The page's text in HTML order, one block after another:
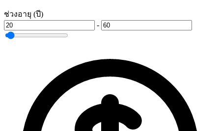
ช่วงอายุ (ปี)
-